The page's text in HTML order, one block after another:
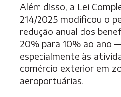
Além disso, a Lei
214/2025 modificou o
redução anual dos
20% para 10% ao ano
especialmente às
comércio exterior em
aeroportuárias.